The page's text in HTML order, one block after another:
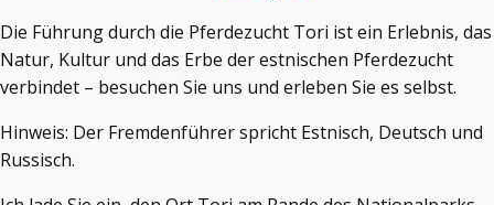
Die Führung durch die Pferdezucht Tori ist ein Erlebnis, das
Natur, Kultur und das Erbe der estnischen Pferdezucht
verbindet – besuchen Sie uns und erleben Sie es selbst.
Hinweis: Der Fremdenführer spricht Estnisch, Deutsch und
Russisch.